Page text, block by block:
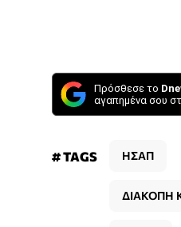
Πρόσθεσε το
αγαπημένα σου
# TAGS ΗΣΑΠ
ΔΙΑΚΟΠΗ